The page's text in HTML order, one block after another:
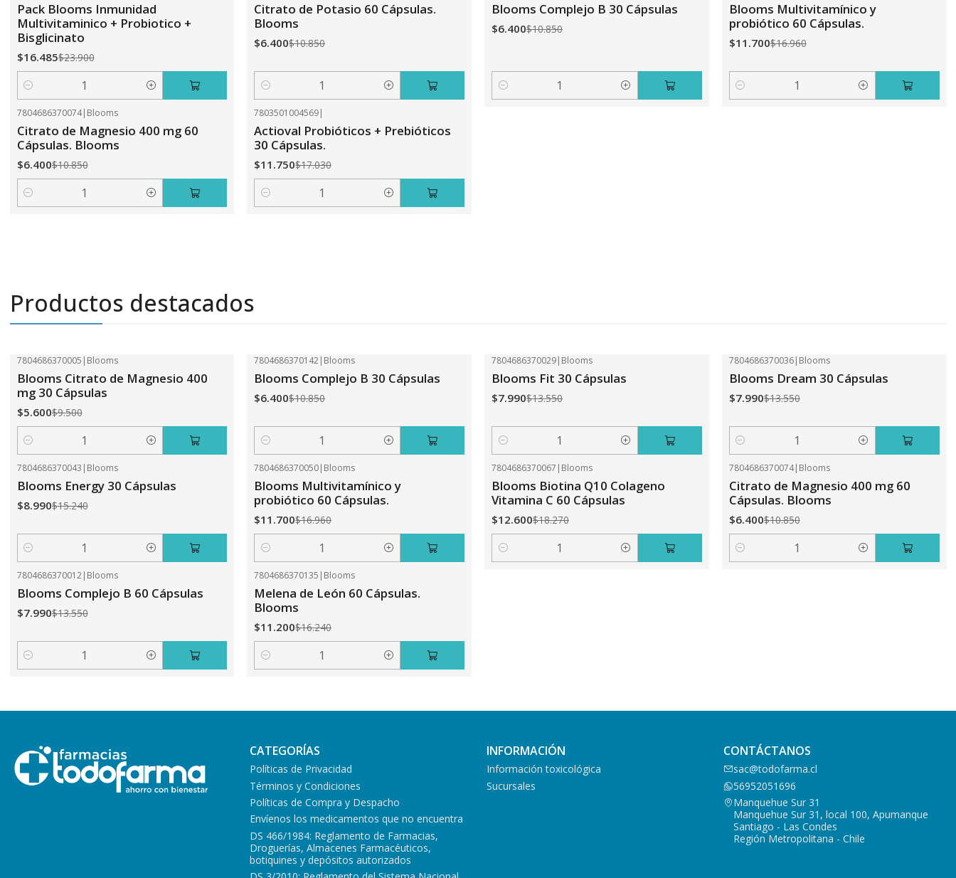
Pack Blooms Inmunidad
Multivitaminico + Probiotico +
Bisglicinato
$16.485$23.900
Cantidad
Citrato de Potasio 60 Cápsulas.
Blooms
$6.400$10.850
Cantidad
Blooms Complejo B 30 Cápsulas
$6.400$10.850
Cantidad
Blooms Multivitamínico y
probiótico 60 Cápsulas.
$11.700$16.960
Cantidad
7804686370074| Blooms
Citrato de Magnesio 400 mg 60
Cápsulas. Blooms
$6.400$10.850
Cantidad
7803501004569|
Actioval Probióticos + Prebióticos
30 Cápsulas.
$11.750$17.030
Cantidad
Productos destacados
7804686370005 | Blooms
Blooms Citrato de Magnesio 400
mg 30 Cápsulas
$5.600$9.500
Cantidad
7804686370142| Blooms
Blooms Complejo B 30 Cápsulas
$6.400$10.850
Cantidad
7804686370029| Blooms
Blooms Fit 30 Cápsulas
$7.990$13.550
Cantidad
7804686370036| Blooms
Blooms Dream 30 Cápsulas
$7.990$13.550
Cantidad
7804686370043 | Blooms
Blooms Energy 30 Cápsulas
$8.990$15.240
Cantidad
7804686370050| Blooms
Blooms Multivitamínico y
probiótico 60 Cápsulas.
$11.700$16.960
Cantidad
7804686370067 | Blooms
Blooms Biotina Q10 Colageno
Vitamina C 60 Cápsulas
$12.600$18.270
Cantidad
7804686370074| Blooms
Citrato de Magnesio 400 mg 60
Cápsulas. Blooms
$6.400$10.850
Cantidad
7804686370012| Blooms
Blooms Complejo B 60 Cápsulas
$7.990$13.550
Cantidad
7804686370135 | Blooms
Melena de León 60 Cápsulas.
Blooms
$11.200$16.240
Cantidad
CATEGORÍAS
Políticas de Privacidad
Términos y Condiciones
Políticas de Compra y Despacho
Envíenos los medicamentos que no encuentra
DS 466/1984: Reglamento de Farmacias,
Droguerías, Almacenes Farmacéuticos,
botiquines y depósitos autorizados
INFORMACIÓN
Información toxicológica
Sucursales
CONTÁCTANOS
sac@todofarma.cl
56952051696
Manquehue Sur 31
Manquehue Sur 31, local 100, Apumanque
Santiago - Las Condes
Región Metropolitana - Chile